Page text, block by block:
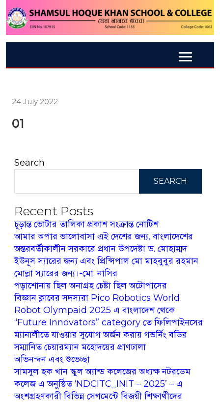
24 July 2022
01
Search
SEARCH
Recent Posts
চূড়ান্ত ভোটার তালিকা প্রকাশ সংক্রান্ত নোটিশ
আমার অপার ভালোবাসা এই দেশের জন্য, বাংলাদেশের
অন্তরবর্তীকালীন সরকারে প্রধান উপদেষ্টা ড. মোহাম্মদ
ইউনূস স্যারের জন্য এবং প্রিন্সিপাল মো মাহবুবুর রহমান
মোল্লা স্যারের জন্য।-মো. নাসির
পড়াশোনায় ছিল অনাগ্রহ চেষ্টা ছিল অটোপাসের
বিজ্ঞান ক্লাবের সদস্যরা Pico Robotics World
Robot Olympaid 2025 এ বাংলাদেশ থেকে
“Future Innovators” category তে ফিলিপাইনসের
ম্যানালীতে যাওয়ার সুযোগ অর্জন করায় গভর্নিং বডির
সম্মানিত চেয়ারম্যান মহোদয়ের প্রাণঢালা
অভিনন্দন এবং শুভেচ্ছা
সামসুল হক খান স্কুল অ্যান্ড কলেজের অধ্যক্ষ নটরডেম
কলেজ এ অনুষ্ঠিত ‘NDCITC_INIT – 2025’ – এ
অংশগ্রহণকারী বিভিন্ন সেগমেন্টে বিজয়ী শিক্ষার্থীদের